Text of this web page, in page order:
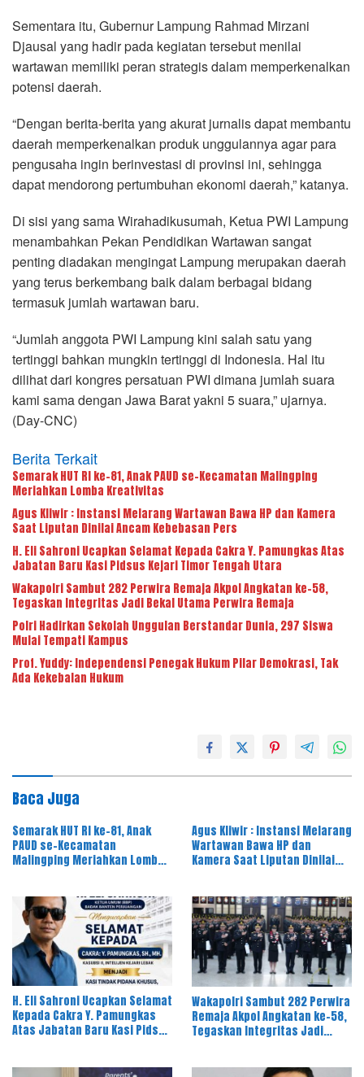
Sementara itu, Gubernur Lampung Rahmad Mirzani
Djausal yang hadir pada kegiatan tersebut menilai
wartawan memiliki peran strategis dalam memperkenalkan
potensi daerah.
“Dengan berita-berita yang akurat jurnalis dapat membantu
daerah memperkenalkan produk unggulannya agar para
pengusaha ingin berinvestasi di provinsi ini, sehingga
dapat mendorong pertumbuhan ekonomi daerah,” katanya.
Di sisi yang sama Wirahadikusumah, Ketua PWI Lampung
menambahkan Pekan Pendidikan Wartawan sangat
penting diadakan mengingat Lampung merupakan daerah
yang terus berkembang baik dalam berbagai bidang
termasuk jumlah wartawan baru.
“Jumlah anggota PWI Lampung kini salah satu yang
tertinggi bahkan mungkin tertinggi di Indonesia. Hal itu
dilihat dari kongres persatuan PWI dimana jumlah suara
kami sama dengan Jawa Barat yakni 5 suara,” ujarnya.
(Day-CNC)
Berita Terkait
Semarak HUT RI ke-81, Anak PAUD se-Kecamatan Malingping
Meriahkan Lomba Kreativitas
Agus Kliwir : Instansi Melarang Wartawan Bawa HP dan Kamera
Saat Liputan Dinilai Ancam Kebebasan Pers
H. Eli Sahroni Ucapkan Selamat Kepada Cakra Y. Pamungkas Atas
Jabatan Baru Kasi Pidsus Kejari Timor Tengah Utara
Wakapolri Sambut 282 Perwira Remaja Akpol Angkatan ke-58,
Tegaskan Integritas Jadi Bekal Utama Perwira Remaja
Polri Hadirkan Sekolah Unggulan Berstandar Dunia, 297 Siswa
Mulai Tempati Kampus
Prof. Yuddy: Independensi Penegak Hukum Pilar Demokrasi, Tak
Ada Kekebalan Hukum
Baca Juga
Semarak HUT RI ke-81, Anak
PAUD se-Kecamatan
Malingping Meriahkan Lomba
Agus Kliwir : Instansi Melarang
Wartawan Bawa HP dan
Kamera Saat Liputan Dinilai
H. Eli Sahroni Ucapkan Selamat
Kepada Cakra Y. Pamungkas
Atas Jabatan Baru Kasi Pidsus
Wakapolri Sambut 282 Perwira
Remaja Akpol Angkatan ke-58,
Tegaskan Integritas Jadi